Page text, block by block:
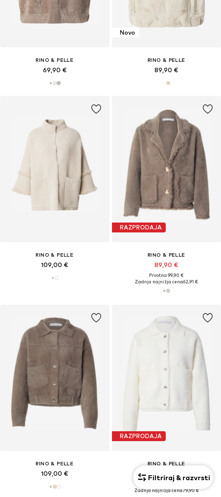
RINO & PELLE
69,90 €
Novo
RINO & PELLE
89,90 €
RINO & PELLE
109,00 €
RAZPRODAJA
RINO & PELLE
89,90 €
Prvotno: 99,90 €
Zadnja najnižja cena62,91 €
RINO & PELLE
109,00 €
RAZPRODAJA
RINO & PELLE
Zadnja najnižja cena79,90 €
Filtriraj & razvrsti